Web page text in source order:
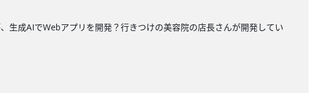
成AIでWebアプリを開発？行きつけの美容院の店長さんが開発してい